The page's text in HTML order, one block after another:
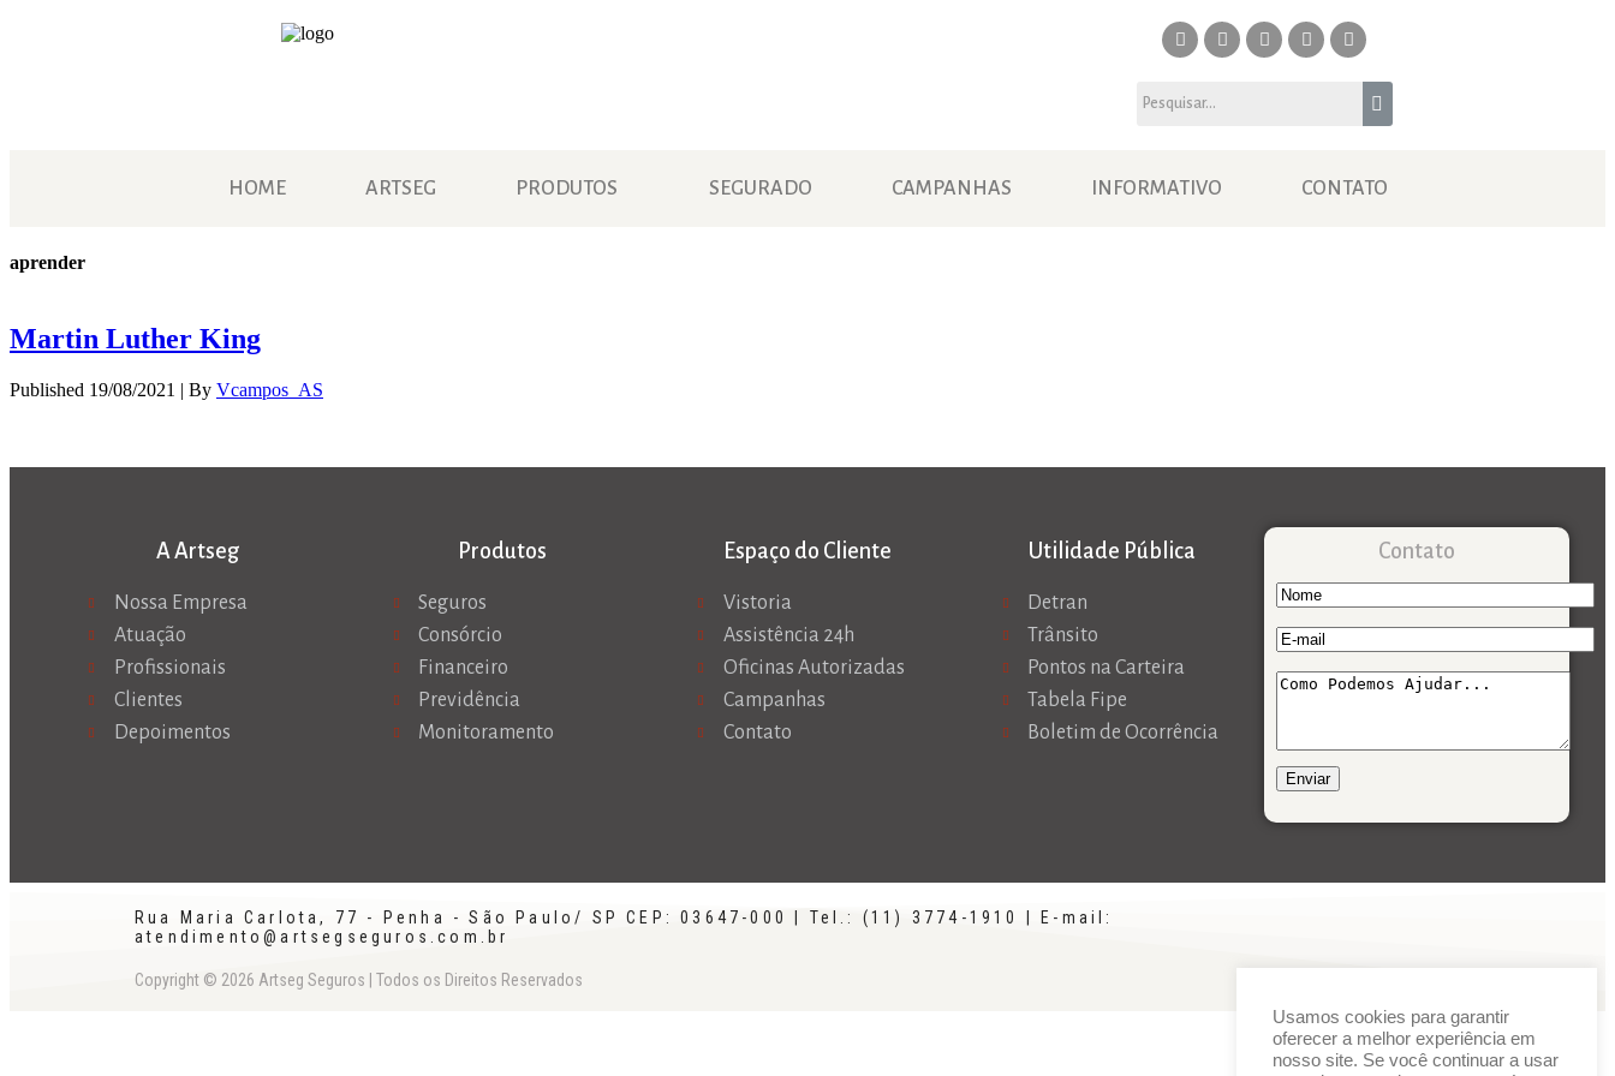
HOME ARTSEG PRODUTOS SEGURADO CAMPANHAS INFORMATIVO CONTATO
aprender
Martin Luther King
Published 19/08/2021 | By Vcampos_AS
A Artseg
Nossa Empresa
Atuação
Profissionais
Clientes
Depoimentos
Produtos
Seguros
Consórcio
Financeiro
Previdência
Monitoramento
Espaço do Cliente
Vistoria
Assistência 24h
Oficinas Autorizadas
Campanhas
Contato
Utilidade Pública
Detran
Trânsito
Pontos na Carteira
Tabela Fipe
Boletim de Ocorrência
Contato
Rua Maria Carlota, 77 - Penha - São Paulo/ SP CEP: 03647-000 | Tel.: (11) 3774-1910 | E-mail:
atendimento@artsegseguros.com.br
Copyright © 2026 Artseg Seguros | Todos os Direitos Reservados
Usamos cookies para garantir
oferecer a melhor experiência em
nosso site. Se você continuar a usar